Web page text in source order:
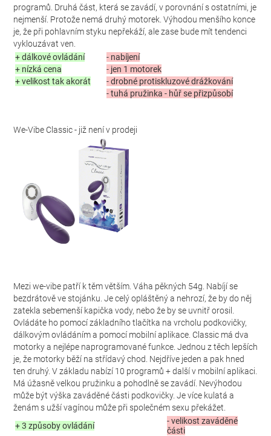
programů. Druhá část, která se zavádí, v porovnání s ostatními, je
nejmenší. Protože nemá druhý motorek. Výhodou menšího konce
je, že při pohlavním styku nepřekáží, ale zase bude mít tendenci
vyklouzávat ven.
+ dálkové ovládání
- nabíjení
+ nízká cena
- jen 1 motorek
+ velikost tak akorát
- drobné protiskluzové drážkování
- tuhá pružinka - hůř se přizpůsobí
We-Vibe Classic - již není v prodeji
Mezi we-vibe patří k těm větším. Váha pěkných 54g. Nabíjí se
bezdrátově ve stojánku. Je celý opláštěný a nehrozí, že by do něj
zatekla sebemenší kapička vody, nebo že by se uvnitř orosil.
Ovládáte ho pomocí základního tlačítka na vrcholu podkovičky,
dálkovým ovládáním a pomocí mobilní aplikace. Classic má dva
motorky a nejlépe naprogramované funkce. Jednou z těch lepších
je, že motorky běží na střídavý chod. Nejdříve jeden a pak hned
ten druhý. V základu nabízí 10 programů + další v mobilní aplikaci.
Má úžasně velkou pružinku a pohodlně se zavádí. Nevýhodou
může být výška zaváděné části podkovičky. Je více kulatá a
ženám s užší vagínou může při společném sexu překážet.
+ 3 způsoby ovládání
- velikost zaváděné
části